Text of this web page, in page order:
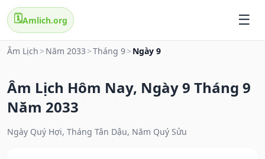
🗓️Amlich.org
Âm Lịch > Năm 2033 >Tháng 9> Ngày 9
Âm Lịch Hôm Nay, Ngày 9 Tháng 9
Năm 2033
Ngày Quý Hợi, Tháng Tân Dậu, Năm Quý Sửu